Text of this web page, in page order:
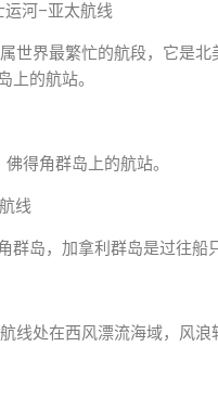
运河–亚太航线
世界最繁忙的航段，它是
上的航站。
得角群岛上的航站。
线
岛，加拿利群岛是过往船
线处在西风漂流海域，风浪